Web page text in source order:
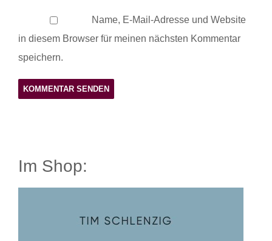
Name, E-Mail-Adresse und Website
in diesem Browser für meinen nächsten Kommentar
speichern.
Im Shop: